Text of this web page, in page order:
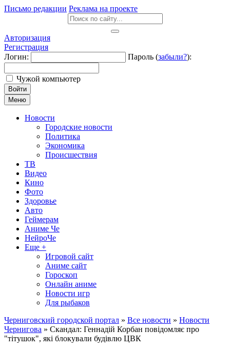
Письмо редакции Реклама на проекте
Авторизация
Регистрация
Логин:
Пароль (забыли?):
Чужой компьютер
Войти
Меню
Новости
Городские новости
Политика
Экономика
Происшествия
ТВ
Видео
Кино
Фото
Здоровье
Авто
Геймерам
Аниме Че
НейроЧе
Еще +
Игровой сайт
Аниме сайт
Гороскоп
Онлайн аниме
Новости игр
Для рыбаков
Черниговский городской портал » Все новости » Новости
Чернигова » Скандал: Геннадій Корбан повідомляє про
"тітушок", які блокували будівлю ЦВК